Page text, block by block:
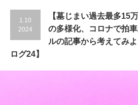
1.10
2024
【墓じまい過去最多15
の多様化、コロナで拍
ルの記事から考えてみ
ログ24】